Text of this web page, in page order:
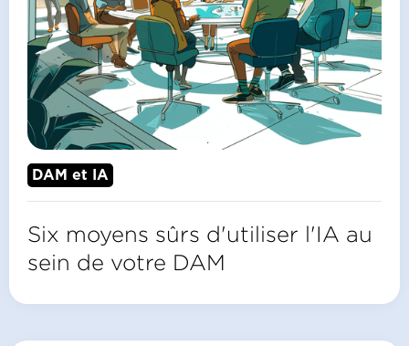
DAM et IA
Six moyens sûrs d'utiliser l'IA au
sein de votre DAM